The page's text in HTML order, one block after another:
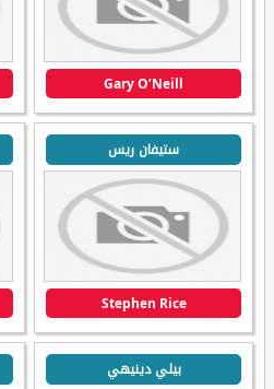
Gary O’Neill
ستيفان ريس
Stephen Rice
بيلي دينيهي